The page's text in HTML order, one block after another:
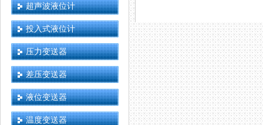
超声波液位计
投入式液位计
压力变送器
差压变送器
液位变送器
温度变送器